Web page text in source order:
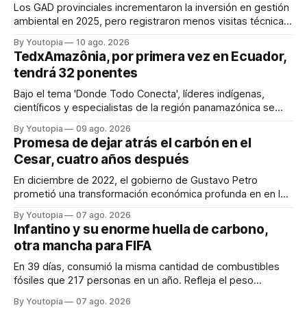
Los GAD provinciales incrementaron la inversión en gestión
ambiental en 2025, pero registraron menos visitas técnicas
By Youtopia 10 ago. 2026
TedxAmazônia, por primera vez en Ecuador,
tendrá 32 ponentes
Bajo el tema 'Donde Todo Conecta', líderes indígenas,
científicos y especialistas de la región panamazónica se
By Youtopia 09 ago. 2026
Promesa de dejar atrás el carbón en el
Cesar, cuatro años después
En diciembre de 2022, el gobierno de Gustavo Petro
prometió una transformación económica profunda en en la
By Youtopia 07 ago. 2026
Infantino y su enorme huella de carbono,
otra mancha para FIFA
En 39 días, consumió la misma cantidad de combustibles
fósiles que 217 personas en un año. Refleja el peso
By Youtopia 07 ago. 2026